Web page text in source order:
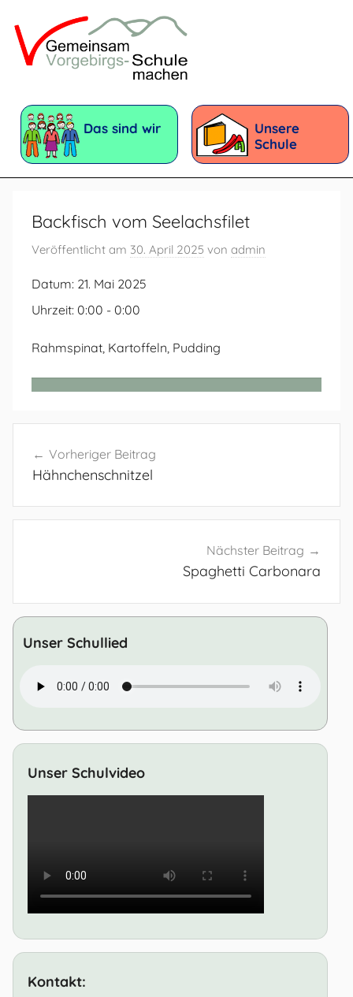
Inhalt
springen
Vorgebirgsschule
mit
dem
Förderschwerpunkt:
Das sind wir
Unsere
Schule
Backfisch vom Seelachsfilet
Veröffentlicht am 30. April 2025 von admin
Datum: 21. Mai 2025
Uhrzeit: 0:00 - 0:00
Rahmspinat, Kartoffeln, Pudding
Vorheriger Beitrag
Hähnchenschnitzel
Nächster Beitrag
Spaghetti Carbonara
Unser Schullied
Unser Schulvideo
Kontakt: